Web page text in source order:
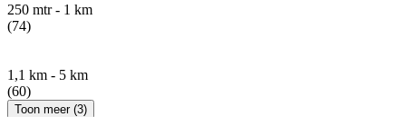
250 mtr - 1 km
(74)
1,1 km - 5 km
(60)
Toon meer (3)